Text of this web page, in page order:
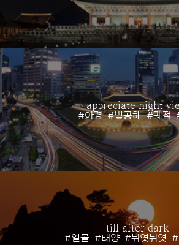
appreciate night
#야경 #빛공해 #궤적
till after dark
#일몰 #태양 #뉘엿뉘엿 #